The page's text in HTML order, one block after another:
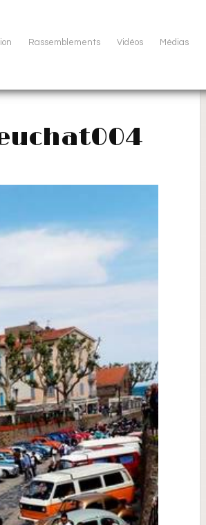
Rassemblements Vidéos Médias